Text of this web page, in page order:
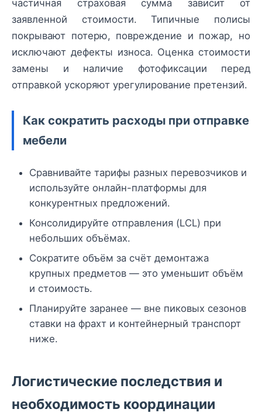
частичная страховая сумма зависит от
заявленной стоимости. Типичные полисы
покрывают потерю, повреждение и пожар, но
исключают дефекты износа. Оценка стоимости
замены и наличие фотофиксации перед
отправкой ускоряют урегулирование претензий.
Как сократить расходы при отправке
мебели
Сравнивайте тарифы разных перевозчиков и
используйте онлайн-платформы для
конкурентных предложений.
Консолидируйте отправления (LCL) при
небольших объёмах.
Сократите объём за счёт демонтажа
крупных предметов — это уменьшит объём
и стоимость.
Планируйте заранее — вне пиковых сезонов
ставки на фрахт и контейнерный транспорт
ниже.
Логистические последствия и
необходимость координации